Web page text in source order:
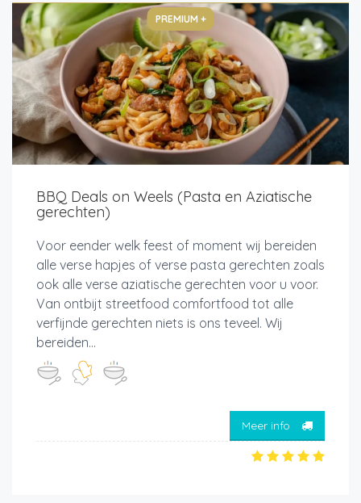
PREMIUM +
BBQ Deals on Weels (Pasta en Aziatische
gerechten)
Voor eender welk feest of moment wij bereiden
alle verse hapjes of verse pasta gerechten zoals
ook alle verse aziatische gerechten voor u voor.
Van ontbijt streetfood comfortfood tot alle
verfijnde gerechten niets is ons teveel. Wij
bereiden...
Meer info